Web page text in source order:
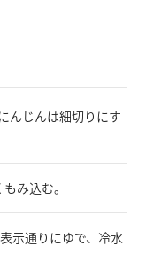
んじんは細切りにす
み込む。
示通りにゆで、冷水